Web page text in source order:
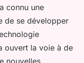
connu une
de se développer
ouvert la voie à de
nouvelles